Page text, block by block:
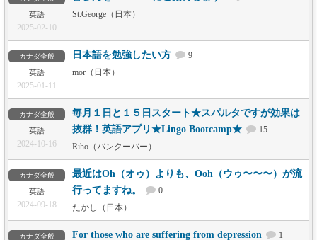
英語
2025-02-10
St.George（日本）
カナダ全般
英語
2025-01-11
日本語を勉強したい方
9
mor（日本）
カナダ全般
英語
2024-10-16
毎月１日と１５日スタート★スパルタですが効果は
抜群！英語アプリ★Lingo Bootcamp★
15
Riho（バンクーバー）
カナダ全般
英語
2024-09-18
最近はOh（オゥ）よりも、Ooh（ウゥ〜〜〜）が流
行ってますね。
0
たかし（日本）
カナダ全般 For those who are suffering from depression
1